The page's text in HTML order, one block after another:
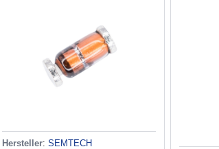
Hersteller: SEMTECH